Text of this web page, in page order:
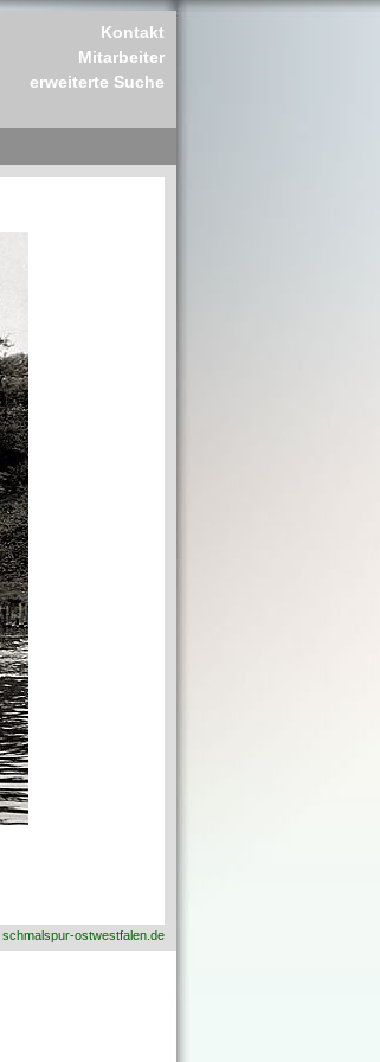
Kontakt
Mitarbeiter
erweiterte Suche
schmalspur-ostwestfalen.de